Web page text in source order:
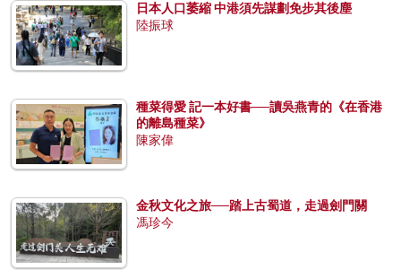
日本人口萎縮 中港須先謀劃免步其後塵
陸振球
種菜得愛 記一本好書──讀吳燕青的《在香港
的離島種菜》
陳家偉
金秋文化之旅──踏上古蜀道，走過劍門關
馮珍今